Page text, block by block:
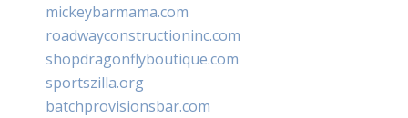
mickeybarmama.com
roadwayconstructioninc.com
shopdragonflyboutique.com
sportszilla.org
batchprovisionsbar.com